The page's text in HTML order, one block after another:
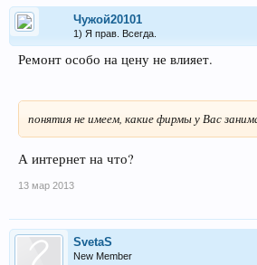
Чужой20101
1) Я прав. Всегда.
Ремонт особо на цену не влияет.
понятия не имеем, какие фирмы у Вас
А интернет на что?
13 мар 2013
SvetaS
New Member